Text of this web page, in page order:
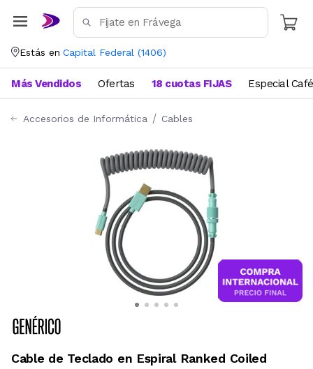
Estás en Capital Federal (1406)
Más Vendidos Ofertas 18 cuotas FIJAS Especial Café
Accesorios de Informática Cables
Cable de Teclado en Espiral Ranked Coiled